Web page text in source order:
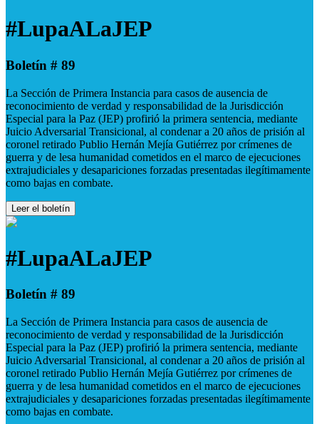
#LupaALaJEP
Boletín # 89
La Sección de Primera Instancia para casos de ausencia de
reconocimiento de verdad y responsabilidad de la Jurisdicción
Especial para la Paz (JEP) profirió la primera sentencia, mediante
Juicio Adversarial Transicional, al condenar a 20 años de prisión al
coronel retirado Publio Hernán Mejía Gutiérrez por crímenes de
guerra y de lesa humanidad cometidos en el marco de ejecuciones
extrajudiciales y desapariciones forzadas presentadas ilegítimamente
como bajas en combate.
Leer el boletín
#LupaALaJEP
Boletín # 89
La Sección de Primera Instancia para casos de ausencia de
reconocimiento de verdad y responsabilidad de la Jurisdicción
Especial para la Paz (JEP) profirió la primera sentencia, mediante
Juicio Adversarial Transicional, al condenar a 20 años de prisión al
coronel retirado Publio Hernán Mejía Gutiérrez por crímenes de
guerra y de lesa humanidad cometidos en el marco de ejecuciones
extrajudiciales y desapariciones forzadas presentadas ilegítimamente
como bajas en combate.